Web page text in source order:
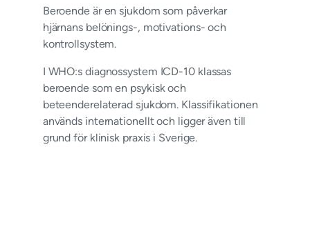
Beroende är en sjukdom som påverkar
hjärnans belönings-, motivations- och
kontrollsystem.
I WHO:s diagnossystem ICD-10 klassas
beroende som en psykisk och
beteenderelaterad sjukdom. Klassifikationen
används internationellt och ligger även till
grund för klinisk praxis i Sverige.